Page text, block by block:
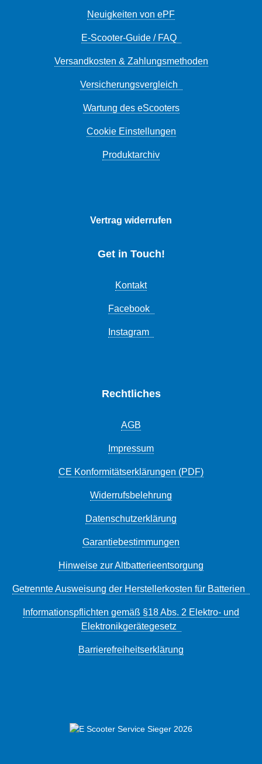
Neuigkeiten von ePF
E-Scooter-Guide / FAQ
Versandkosten & Zahlungsmethoden
Versicherungsvergleich
Wartung des eScooters
Cookie Einstellungen
Produktarchiv
Vertrag widerrufen
Get in Touch!
Kontakt
Facebook
Instagram
Rechtliches
AGB
Impressum
CE Konformitätserklärungen (PDF)
Widerrufsbelehrung
Datenschutzerklärung
Garantiebestimmungen
Hinweise zur Altbatterieentsorgung
Getrennte Ausweisung der Herstellerkosten für Batterien
Informationspflichten gemäß §18 Abs. 2 Elektro- und
Elektronikgerätegesetz
Barrierefreiheitserklärung